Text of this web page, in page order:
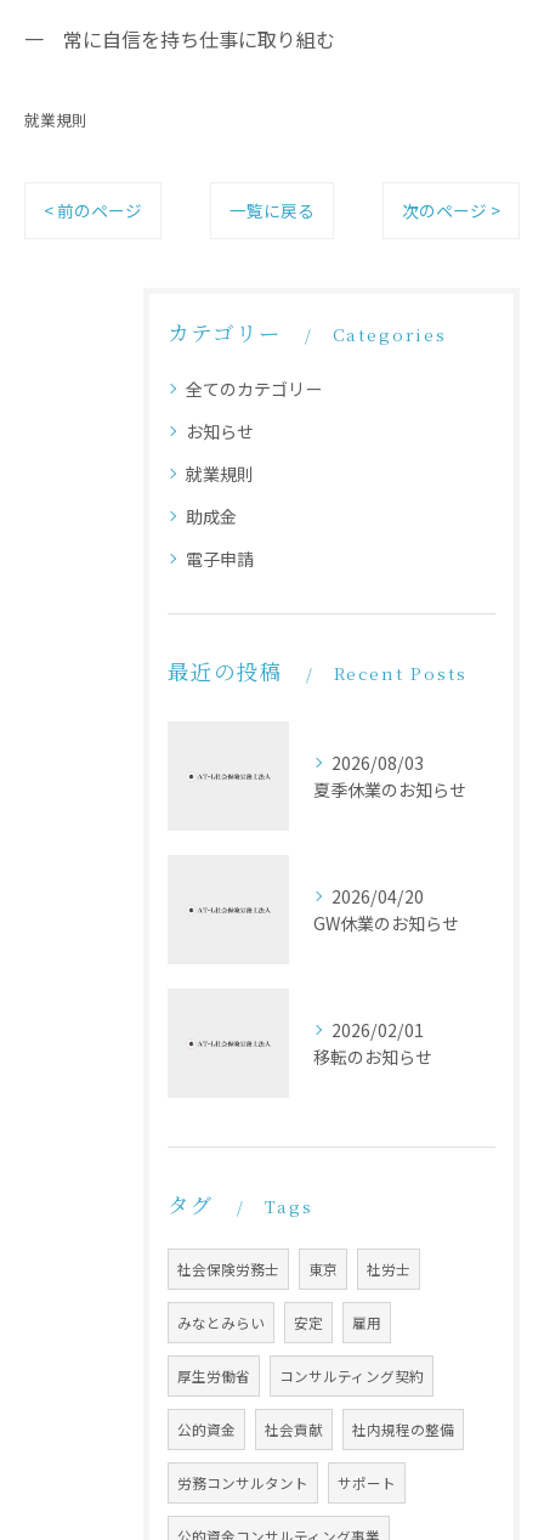
一 常に自信を持ち仕事に取り組む
就業規則
< 前のページ 一覧に戻る 次のページ >
カテゴリー Categories
全てのカテゴリー
お知らせ
就業規則
助成金
電子申請
最近の投稿 Recent Posts
2026/08/03
夏季休業のお知らせ
2026/04/20
GW休業のお知らせ
2026/02/01
移転のお知らせ
タグ Tags
社会保険労務士 東京 社労士
みなとみらい 安定 雇用
厚生労働省 コンサルティング契約
公的資金 社会貢献 社内規程の整備
労務コンサルタント サポート